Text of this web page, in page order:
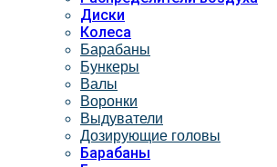
Диски
Колеса
Барабаны
Бункеры
Валы
Воронки
Выдуватели
Дозирующие головы
Барабаны